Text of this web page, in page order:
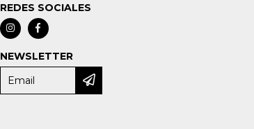
REDES SOCIALES
NEWSLETTER